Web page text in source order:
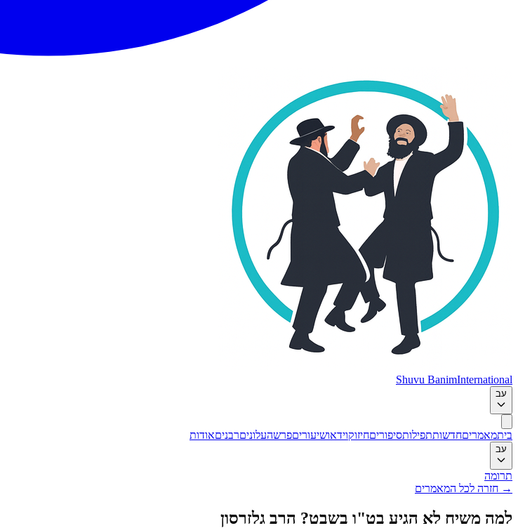
Shuvu BanimInternational
עב
ביתמאמריםחדשותתפילותסיפוריםחיזוקוידאושיעוריםפרשהעלוניםרבניםאודות
עב
תרומה
→ חזרה לכל המאמרים
למה משיח לא הגיע בט"ו בשבט? הרב גלזרסון